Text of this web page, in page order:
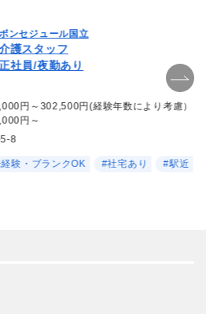
ンセジュール国立
護スタッフ
社員/夜勤あり
円～302,500円(経験年数により考慮）
円～
8
験・ブランクOK #社宅あり #駅近